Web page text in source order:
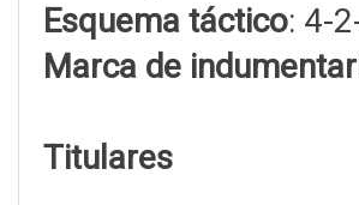
Esquema táctico: 4-
Marca de
Titulares